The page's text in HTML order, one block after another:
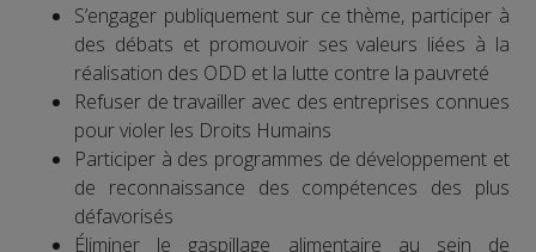
S’engager publiquement sur ce thème, participer à
des débats et promouvoir ses valeurs liées à la
réalisation des ODD et la lutte contre la pauvreté
Refuser de travailler avec des entreprises connues
pour violer les Droits Humains
Participer à des programmes de développement et
de reconnaissance des compétences des plus
défavorisés
Éliminer le gaspillage alimentaire au sein de